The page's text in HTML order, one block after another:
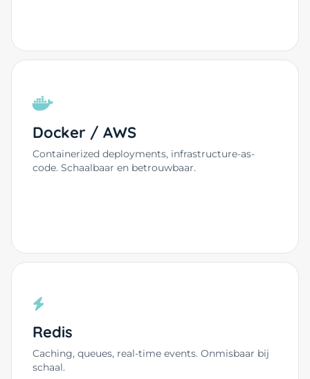
Docker / AWS
Containerized deployments, infrastructure-as-
code. Schaalbaar en betrouwbaar.
Redis
Caching, queues, real-time events. Onmisbaar bij
schaal.